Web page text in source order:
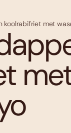
met